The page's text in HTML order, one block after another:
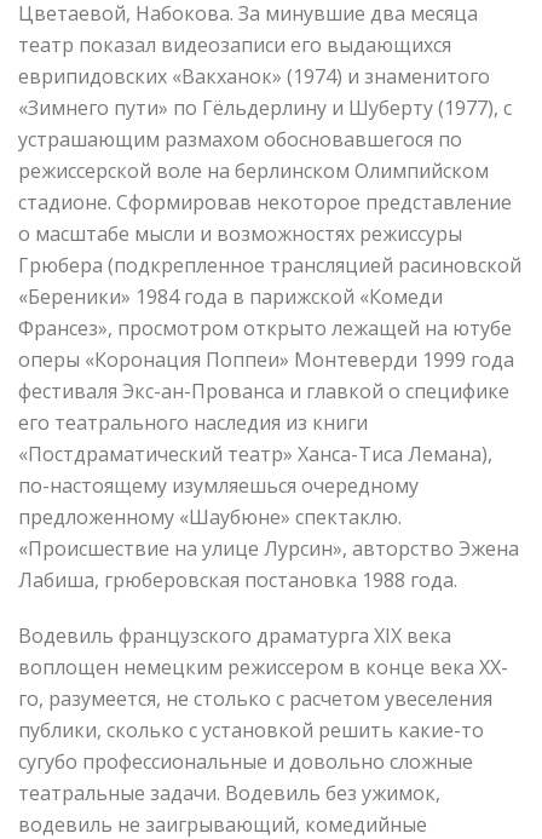
Цветаевой, Набокова. За минувшие два месяца
театр показал видеозаписи его выдающихся
еврипидовских «Вакханок» (1974) и знаменитого
«Зимнего пути» по Гёльдерлину и Шуберту (1977), с
устрашающим размахом обосновавшегося по
режиссерской воле на берлинском Олимпийском
стадионе. Сформировав некоторое представление
о масштабе мысли и возможностях режиссуры
Грюбера (подкрепленное трансляцией расиновской
«Береники» 1984 года в парижской «Комеди
Франсез», просмотром открыто лежащей на ютубе
оперы «Коронация Поппеи» Монтеверди 1999 года
фестиваля Экс-ан-Прованса и главкой о специфике
его театрального наследия из книги
«Постдраматический театр» Ханса-Тиса Лемана),
по-настоящему изумляешься очередному
предложенному «Шаубюне» спектаклю.
«Происшествие на улице Лурсин», авторство Эжена
Лабиша, грюберовская постановка 1988 года.
Водевиль французского драматурга XIX века
воплощен немецким режиссером в конце века XX-
го, разумеется, не столько с расчетом увеселения
публики, сколько с установкой решить какие-то
сугубо профессиональные и довольно сложные
театральные задачи. Водевиль без ужимок,
водевиль не заигрывающий, комедийные